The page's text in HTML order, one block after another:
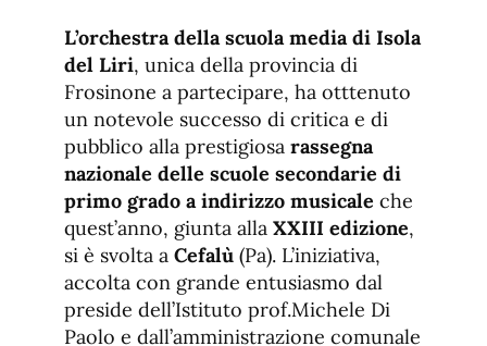
fuente
de
fuente.
L’orchestra della scuola media di Isola
del Liri, unica della provincia di
Frosinone a partecipare, ha otttenuto
un notevole successo di critica e di
pubblico alla prestigiosa rassegna
nazionale delle scuole secondarie di
primo grado a indirizzo musicale che
quest’anno, giunta alla XXIII edizione,
si è svolta a Cefalù (Pa). L’iniziativa,
accolta con grande entusiasmo dal
preside dell’Istituto prof.Michele Di
Paolo e dall’amministrazione comunale